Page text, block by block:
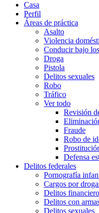
Casa
Perfil
Áreas de práctica
Asalto
Violencia
Conducir bajo
Droga
Pistola
Delitos sexuales
Robo
Tráfico
Ver todo
Revisión
Fraude
Robo de
Defensa
Delitos federales
Pornografía
Cargos por
Delitos
Delitos con
Delitos sexuales